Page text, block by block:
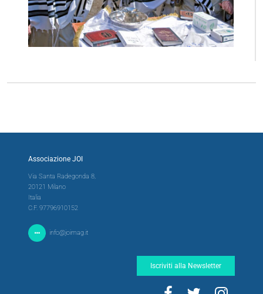
Associazione JOI
Via Santa Radegonda 8,
20121 Milano
Italia
C.F. 97796910152
info@joimag.it
Iscriviti alla Newsletter